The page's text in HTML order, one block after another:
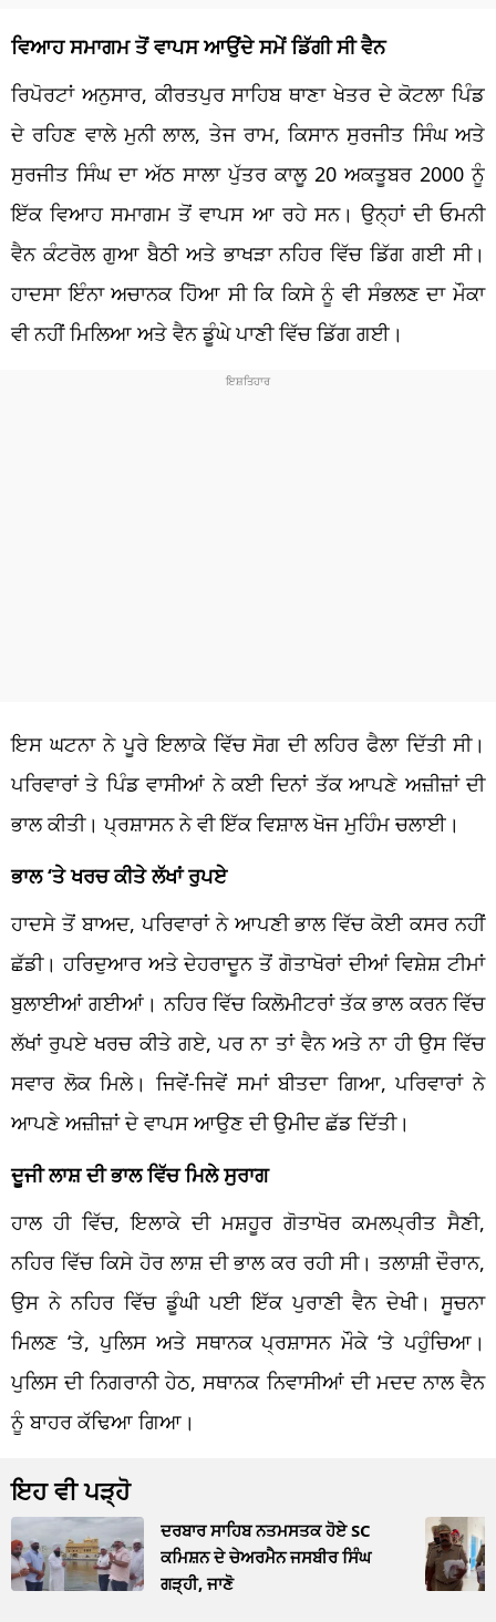
ਵਿਆਹ ਸਮਾਗਮ ਤੋਂ ਵਾਪਸ ਆਉਂਦੇ ਸਮੇਂ ਡਿੱਗੀ ਸੀ ਵੈਨ
ਰਿਪੋਰਟਾਂ ਅਨੁਸਾਰ, ਕੀਰਤਪੁਰ ਸਾਹਿਬ ਥਾਣਾ ਖੇਤਰ ਦੇ ਕੋਟਲਾ ਪਿੰਡ
ਦੇ ਰਹਿਣ ਵਾਲੇ ਮੁਨੀ ਲਾਲ, ਤੇਜ ਰਾਮ, ਕਿਸਾਨ ਸੁਰਜੀਤ ਸਿੰਘ ਅਤੇ
ਸੁਰਜੀਤ ਸਿੰਘ ਦਾ ਅੱਠ ਸਾਲਾ ਪੁੱਤਰ ਕਾਲੂ 20 ਅਕਤੂਬਰ 2000 ਨੂੰ
ਇੱਕ ਵਿਆਹ ਸਮਾਗਮ ਤੋਂ ਵਾਪਸ ਆ ਰਹੇ ਸਨ। ਉਨ੍ਹਾਂ ਦੀ ਓਮਨੀ
ਵੈਨ ਕੰਟਰੋਲ ਗੁਆ ਬੈਠੀ ਅਤੇ ਭਾਖੜਾ ਨਹਿਰ ਵਿੱਚ ਡਿੱਗ ਗਈ ਸੀ।
ਹਾਦਸਾ ਇੰਨਾ ਅਚਾਨਕ ਹੋਿਆ ਸੀ ਕਿ ਕਿਸੇ ਨੂੰ ਵੀ ਸੰਭਲਣ ਦਾ ਮੌਕਾ
ਵੀ ਨਹੀਂ ਮਿਲਿਆ ਅਤੇ ਵੈਨ ਡੂੰਘੇ ਪਾਣੀ ਵਿੱਚ ਡਿੱਗ ਗਈ।
ਇਸ ਘਟਨਾ ਨੇ ਪੂਰੇ ਇਲਾਕੇ ਵਿੱਚ ਸੋਗ ਦੀ ਲਹਿਰ ਫੈਲਾ ਦਿੱਤੀ ਸੀ।
ਪਰਿਵਾਰਾਂ ਤੇ ਪਿੰਡ ਵਾਸੀਆਂ ਨੇ ਕਈ ਦਿਨਾਂ ਤੱਕ ਆਪਣੇ ਅਜ਼ੀਜ਼ਾਂ ਦੀ
ਭਾਲ ਕੀਤੀ। ਪ੍ਰਸ਼ਾਸਨ ਨੇ ਵੀ ਇੱਕ ਵਿਸ਼ਾਲ ਖੋਜ ਮੁਹਿੰਮ ਚਲਾਈ।
ਭਾਲ ‘ਤੇ ਖਰਚ ਕੀਤੇ ਲੱਖਾਂ ਰੁਪਏ
ਹਾਦਸੇ ਤੋਂ ਬਾਅਦ, ਪਰਿਵਾਰਾਂ ਨੇ ਆਪਣੀ ਭਾਲ ਵਿੱਚ ਕੋਈ ਕਸਰ ਨਹੀਂ
ਛੱਡੀ। ਹਰਿਦੁਆਰ ਅਤੇ ਦੇਹਰਾਦੂਨ ਤੋਂ ਗੋਤਾਖੋਰਾਂ ਦੀਆਂ ਵਿਸ਼ੇਸ਼ ਟੀਮਾਂ
ਬੁਲਾਈਆਂ ਗਈਆਂ। ਨਹਿਰ ਵਿੱਚ ਕਿਲੋਮੀਟਰਾਂ ਤੱਕ ਭਾਲ ਕਰਨ ਵਿੱਚ
ਲੱਖਾਂ ਰੁਪਏ ਖਰਚ ਕੀਤੇ ਗਏ, ਪਰ ਨਾ ਤਾਂ ਵੈਨ ਅਤੇ ਨਾ ਹੀ ਉਸ ਵਿੱਚ
ਸਵਾਰ ਲੋਕ ਮਿਲੇ। ਜਿਵੇਂ-ਜਿਵੇਂ ਸਮਾਂ ਬੀਤਦਾ ਗਿਆ, ਪਰਿਵਾਰਾਂ ਨੇ
ਆਪਣੇ ਅਜ਼ੀਜ਼ਾਂ ਦੇ ਵਾਪਸ ਆਉਣ ਦੀ ਉਮੀਦ ਛੱਡ ਦਿੱਤੀ।
ਦੂਜੀ ਲਾਸ਼ ਦੀ ਭਾਲ ਵਿੱਚ ਮਿਲੇ ਸੁਰਾਗ
ਹਾਲ ਹੀ ਵਿੱਚ, ਇਲਾਕੇ ਦੀ ਮਸ਼ਹੂਰ ਗੋਤਾਖੋਰ ਕਮਲਪ੍ਰੀਤ ਸੈਣੀ,
ਨਹਿਰ ਵਿੱਚ ਕਿਸੇ ਹੋਰ ਲਾਸ਼ ਦੀ ਭਾਲ ਕਰ ਰਹੀ ਸੀ। ਤਲਾਸ਼ੀ ਦੌਰਾਨ,
ਉਸ ਨੇ ਨਹਿਰ ਵਿੱਚ ਡੂੰਘੀ ਪਈ ਇੱਕ ਪੁਰਾਣੀ ਵੈਨ ਦੇਖੀ। ਸੂਚਨਾ
ਮਿਲਣ ‘ਤੇ, ਪੁਲਿਸ ਅਤੇ ਸਥਾਨਕ ਪ੍ਰਸ਼ਾਸਨ ਮੌਕੇ ‘ਤੇ ਪਹੁੰਚਿਆ।
ਪੁਲਿਸ ਦੀ ਨਿਗਰਾਨੀ ਹੇਠ, ਸਥਾਨਕ ਨਿਵਾਸੀਆਂ ਦੀ ਮਦਦ ਨਾਲ ਵੈਨ
ਨੂੰ ਬਾਹਰ ਕੱਢਿਆ ਗਿਆ।
ਇਹ ਵੀ ਪੜ੍ਹੋ
ਦਰਬਾਰ ਸਾਹਿਬ ਨਤਮਸਤਕ ਹੋਏ SC
ਕਮਿਸ਼ਨ ਦੇ ਚੇਅਰਮੈਨ ਜਸਬੀਰ ਸਿੰਘ
ਗੜ੍ਹੀ, ਜਾਣੋ